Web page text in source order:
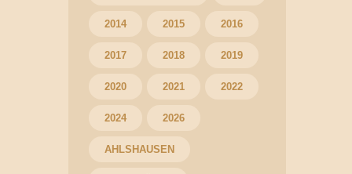
2014 2015 2016
2017 2018 2019
2020 2021 2022
2024 2026
AHLSHAUSEN